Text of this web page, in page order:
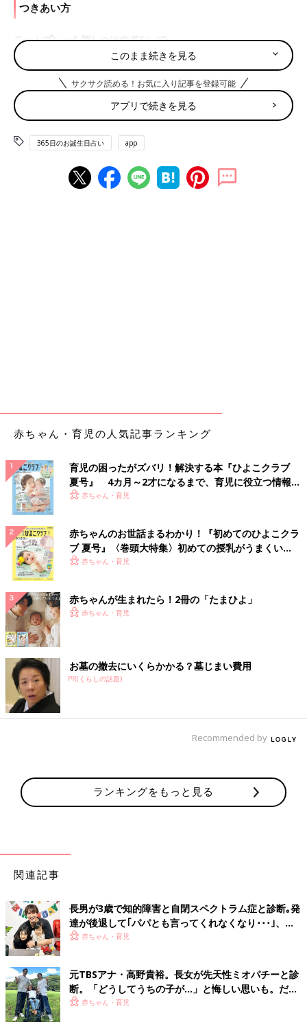
つきあい方
チームプレーを押しつけすぎないで
チームワークがうまくいかず、かんしゃくを起こすことも。団体
競技のスポーツを強要するとストレスになりそう。
国際親善デー ことばの日
修★たまひよ365日のお誕生日占い
このまま続きを見る
サクサク読める！お気に入り記事を登録可能
アプリで続きを見る
365日のお誕生日占い app
赤ちゃん・育児の人気記事ランキング
育児の困ったがズバリ！解決する本『ひよこクラブ
夏号』 4カ月～2才になるまで、育児に役立つ情報が
いっぱい！
赤ちゃん・育児
赤ちゃんのお世話まるわかり！『初めてのひよこクラ
ブ 夏号』〈巻頭大特集〉初めての授乳がうまくい
く！ おっぱい・ミルクの基本と夏のトラブル 解決テ
赤ちゃん・育児
赤ちゃんが生まれたら！2冊の「たまひよ」
赤ちゃん・育児
お墓の撤去にいくらかかる？墓じまい費用
PR(くらしの話題)
Recommended by
ランキングをもっと見る
関連記事
長男が3歳で知的障害と自閉スペクトラム症と診断｡発
達が後退して｢パパとも言ってくれなくなり･･･｣、元
プロバスケ選手･岡田優介
赤ちゃん・育児
元TBSアナ・高野貴裕。長女が先天性ミオパチーと診
断。「どうしてうちの子が…」と悔しい思いも。だか
らこそ、娘との時間を全力で楽しみたい
赤ちゃん・育児